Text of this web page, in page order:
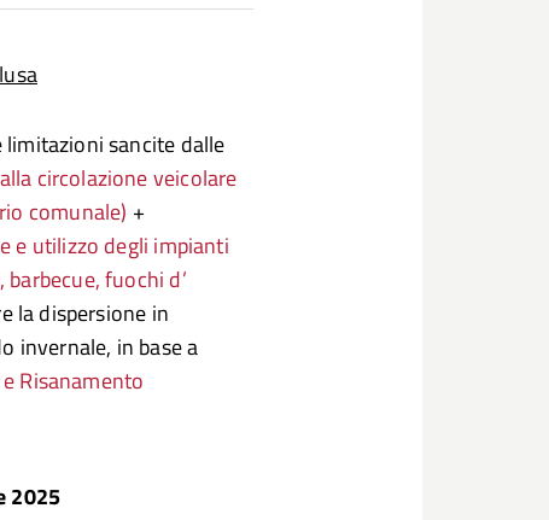
sancite dalle
circolazione veicolare
comunale) +
e utilizzo degli impianti
fuochi d’
la dispersione in
invernale, in base a
Risanamento
2025